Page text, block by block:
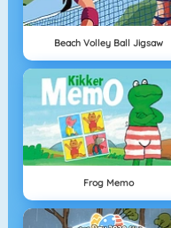
Beach Volley Ball Jigsaw
Frog Memo